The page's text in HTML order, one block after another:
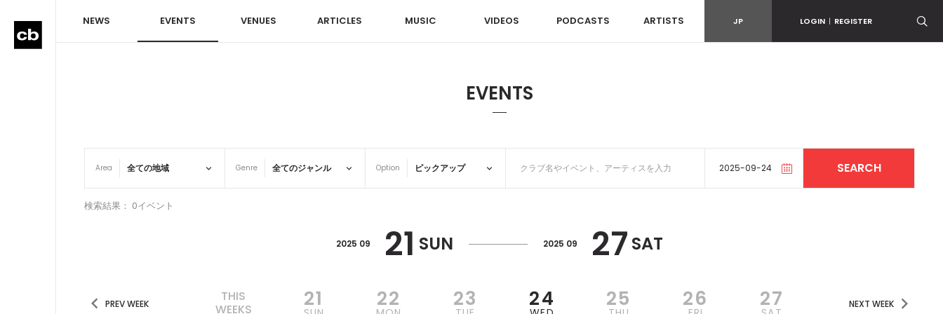
NEWS EVENTS VENUES ARTICLES MUSIC VIDEOS PODCASTS ARTISTS JP LOGIN | REGISTER
EVENTS
Area Genre Option
検索結果： 0イベント
2025 09 21 SUN 2025 09 27 SAT
PREV WEEK
THIS
WEEKS
21 22 23 24 25 26 27 NEXT WEEK